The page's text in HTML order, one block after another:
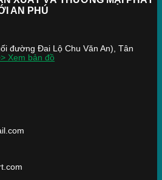
AN PHÚ
đường Đai Lộ Chu Văn An), Tân
Xem bản đồ